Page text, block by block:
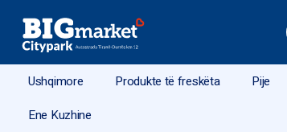
Ushqimore Produkte të freskëta Pije
Ene Kuzhine